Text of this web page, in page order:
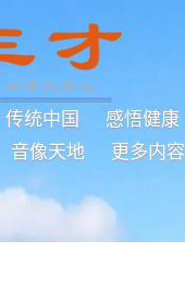
传统中国 感悟健康
音像天地 更多内容